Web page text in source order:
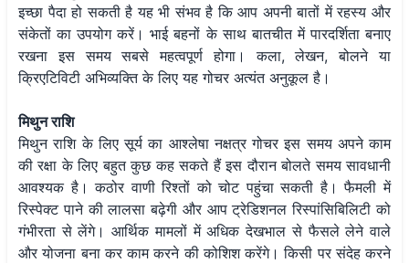
इच्छा पैदा हो सकती है यह भी संभव है कि आप अपनी बातों में रहस्य और
संकेतों का उपयोग करें। भाई बहनों के साथ बातचीत में पारदर्शिता बनाए
रखना इस समय सबसे महत्वपूर्ण होगा। कला, लेखन, बोलने या
क्रिएटिविटी अभिव्यक्ति के लिए यह गोचर अत्यंत अनुकूल है।
मिथुन राशि
मिथुन राशि के लिए सूर्य का आश्लेषा नक्षत्र गोचर इस समय अपने काम
की रक्षा के लिए बहुत कुछ कह सकते हैं इस दौरान बोलते समय सावधानी
आवश्यक है। कठोर वाणी रिश्तों को चोट पहुंचा सकती है। फैमली में
रिस्पेक्ट पाने की लालसा बढ़ेगी और आप ट्रेडिशनल रिस्पांसिबिलिटी को
गंभीरता से लेंगे। आर्थिक मामलों में अधिक देखभाल से फैसले लेने वाले
और योजना बना कर काम करने की कोशिश करेंगे। किसी पर संदेह करने